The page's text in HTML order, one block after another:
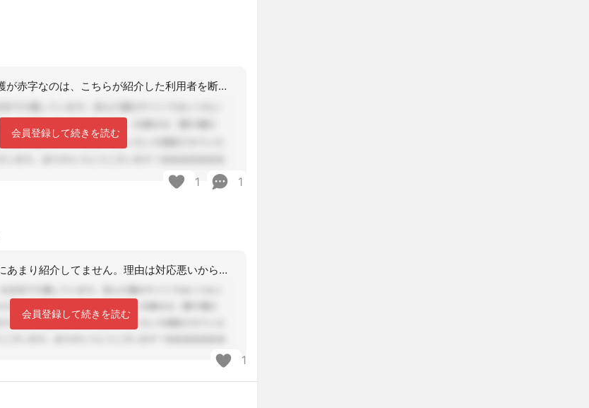
デイサービスや訪問介護が赤字なのは、こちらが紹介した利用者を断るからですって言え
会員登録して続きを読む
1 1
私も系列の事業所にあまり紹介してません。理由は対応悪いからです。そろそろ首ですか
会員登録して続きを読む
1